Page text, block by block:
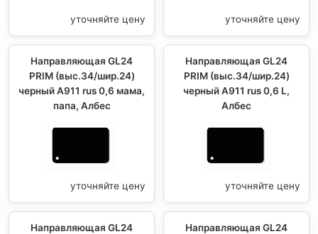
уточняйте цену уточняйте цену
Направляющая GL24
PRIM (выс.34/шир.24)
черный А911 rus 0,6 мама,
папа, Албес
уточняйте цену
Направляющая GL24
PRIM (выс.34/шир.24)
черный А911 rus 0,6 L,
Албес
уточняйте цену
Направляющая GL24
Направляющая GL24